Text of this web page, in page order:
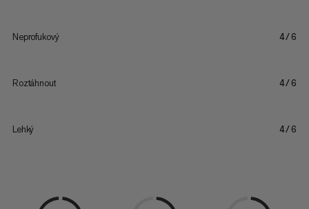
Neprofukový 4/6
Roztáhnout 4/6
Lehký 4/6